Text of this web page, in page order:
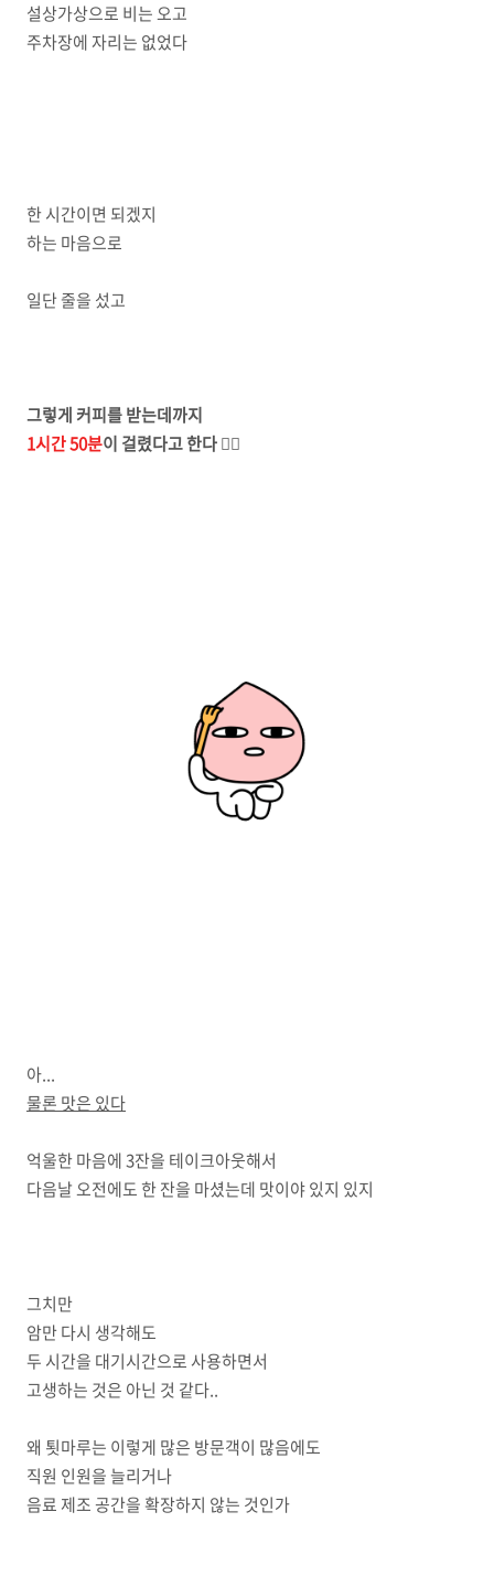
설상가상으로 비는 오고
주차장에 자리는 없었다
한 시간이면 되겠지
하는 마음으로
일단 줄을 섰고
그렇게 커피를 받는데까지
1시간 50분이 걸렸다고 한다🤦‍♀️
아...
물론 맛은 있다
억울한 마음에 3잔을 테이크아웃해서
다음날 오전에도 한 잔을 마셨는데 맛이야 있지 있지
그치만
암만 다시 생각해도
두 시간을 대기시간으로 사용하면서
고생하는 것은 아닌 것 같다..
왜 툇마루는 이렇게 많은 방문객이 많음에도
직원 인원을 늘리거나
음료 제조 공간을 확장하지 않는 것인가